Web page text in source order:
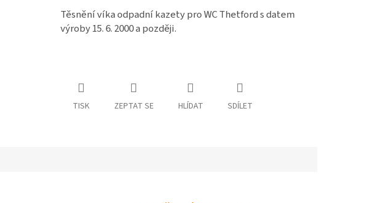
Těsnění víka odpadní kazety pro WC Thetford s datem
výroby 15. 6. 2000 a později.
TISK ZEPTAT SE HLÍDAT SDÍLET